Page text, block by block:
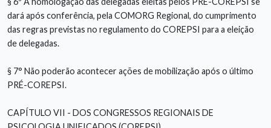
dará após conferência, pela COMORG Regional, do cumprimento
das regras previstas no regulamento do COREPSI para a eleição
de delegadas.
§ 7° Não poderão acontecer ações de mobilização após o último
PRÉ-COREPSI.
CAPÍTULO VII - DOS CONGRESSOS REGIONAIS DE